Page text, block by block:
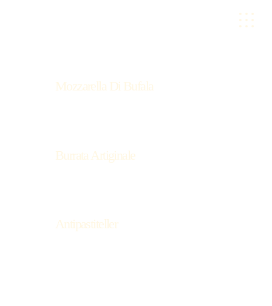
Mozzarella Di Bufala
Burrata Artiginale
Antipastiteller